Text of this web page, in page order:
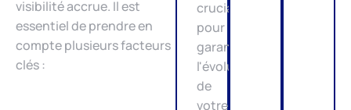
visibilité accrue. Il est
essentiel de prendre en
compte plusieurs facteurs
clés :
cruciale
pour
garantir
l'évolutivité
de
votre